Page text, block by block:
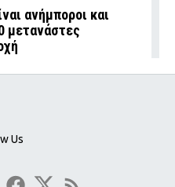
ανήμποροι και
μετανάστες
Us